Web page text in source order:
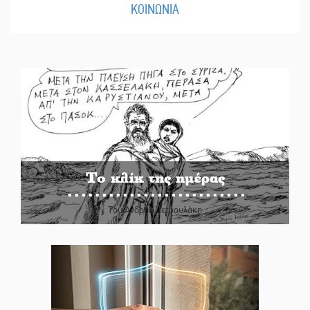
ΚΟΙΝΩΝΙΑ
Το κλίκ της ημέρας
Του Ανδρέα Πετρουλάκη